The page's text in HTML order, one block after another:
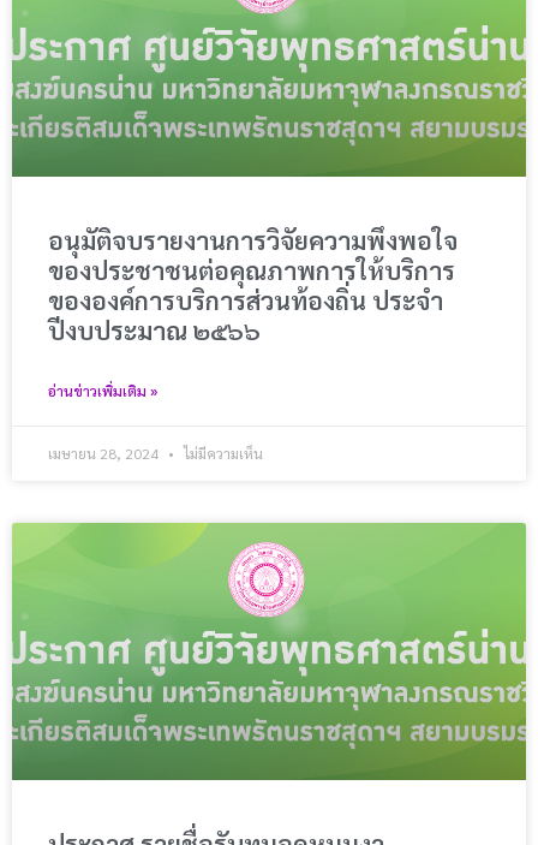
อนุมัติจบรายงานการวิจัยความพึงพอใจ
ของประชาชนต่อคุณภาพการให้บริการ
ขององค์การบริการส่วนท้องถิ่น ประจำ
ปีงบประมาณ ๒๕๖๖
อ่านข่าวเพิ่มเติม »
เมษายน 28, 2024 ไม่มีความเห็น